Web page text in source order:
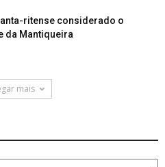
ritense considerado o
da Mantiqueira
mais